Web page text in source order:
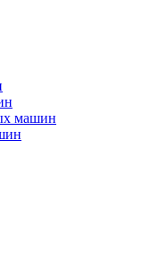
машин